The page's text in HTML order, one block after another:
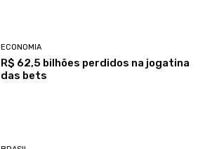
ECONOMIA
R$ 62,5 bilhões perdidos na jogatina
das bets